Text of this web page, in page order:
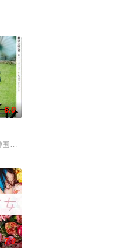
示了地下文化向主流成功
死，被判处无期徒刑后，吴鑫在监
6.0
围绕“废用身”——因瘫痪等原因已无
7.0